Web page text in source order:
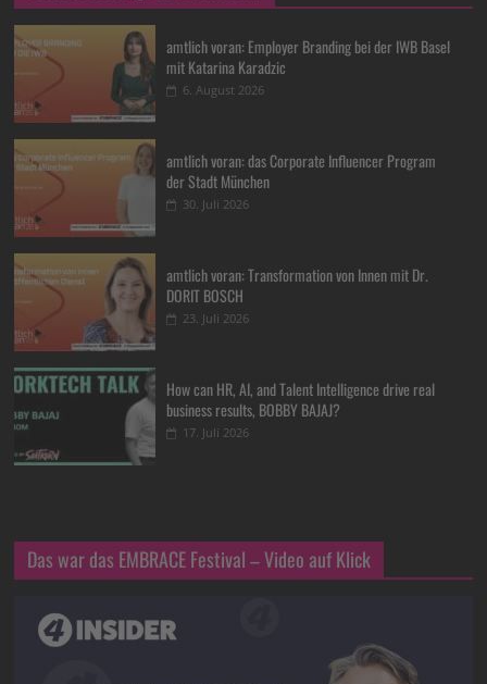
amtlich voran: Employer Branding bei der IWB Basel
mit Katarina Karadzic
6. August 2026
amtlich voran: das Corporate Influencer Program
der Stadt München
30. Juli 2026
amtlich voran: Transformation von Innen mit Dr.
DORIT BOSCH
23. Juli 2026
How can HR, AI, and Talent Intelligence drive real
business results, BOBBY BAJAJ?
17. Juli 2026
Das war das EMBRACE Festival – Video auf Klick